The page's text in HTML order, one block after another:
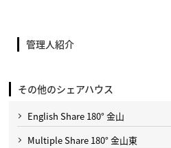
管理人紹介
その他のシェアハウス
English Share 180° 金山
Multiple Share 180° 金山東